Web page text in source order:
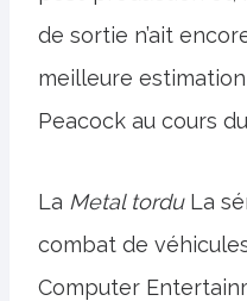
de sortie n’ait
meilleure
Peacock au cours
La Metal torduLa
combat de
Computer